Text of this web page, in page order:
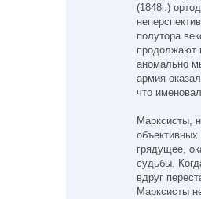
(1848г.)
полутора
продолжают
аномально
армия
что
Марксисты,
объективных
грядущее,
судьбы.
вдруг
Марксисты